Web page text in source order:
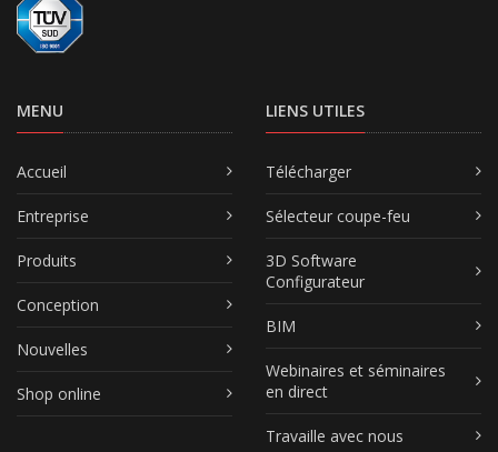
MENU
Accueil
Entreprise
Produits
Conception
Nouvelles
Shop online
LIENS UTILES
Télécharger
Sélecteur coupe-feu
3D Software
Configurateur
BIM
Webinaires et séminaires
en direct
Travaille avec nous